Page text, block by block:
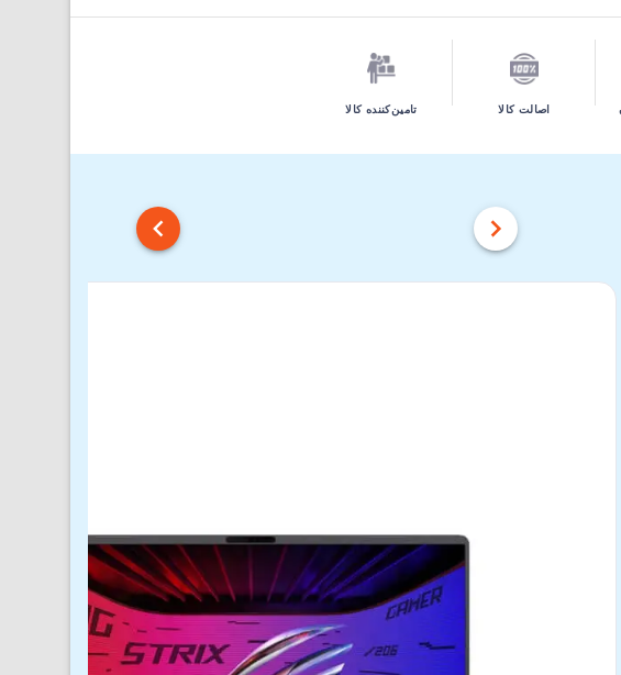
اصالت کالا تامین‌کننده کالا